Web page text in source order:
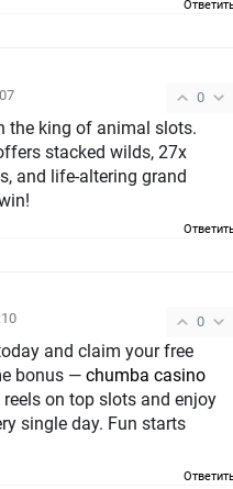
0
the king of animal slots.
stacked wilds, 27x
and life-altering grand
0
and claim your free
bonus — chumba casino
reels on top slots and enjoy
single day. Fun starts